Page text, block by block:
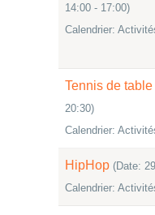
14:00 - 17:00)
Calendrier:
Tennis de
20:30)
Calendrier:
HipHop (Date:
Calendrier: